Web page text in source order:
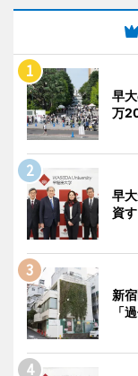
早
万
早
資
新
「